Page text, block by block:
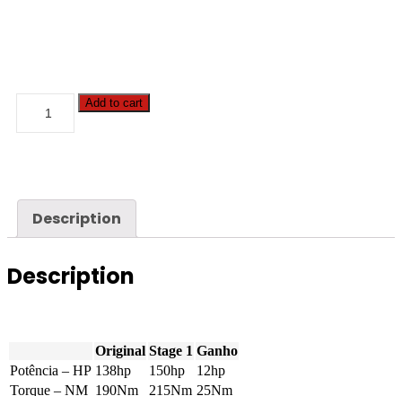
307
138hp
quantity
Add to cart
Description
Description
Original Stage 1 Ganho
Potência – HP 138hp 150hp
12hp
Torque – NM 190Nm 215Nm 25Nm